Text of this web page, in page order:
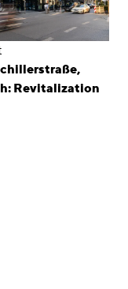
Revitalization